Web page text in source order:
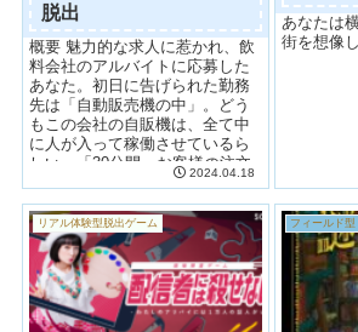
脱出
概要 魅力的な求人に惹かれ、飲
料会社のアルバイトに応募した
あなた。初日に告げられた勤務
先は「自動販売機の中」。どう
もこの会社の自販機は、全て中
に人が入って稼働させているら
しい。「30分間、お客様の注文
通りにドリンクを提供する。簡
単な...
2024.04.18
あなたは
街を想像
リアル体験型脱出ゲーム フィールド型